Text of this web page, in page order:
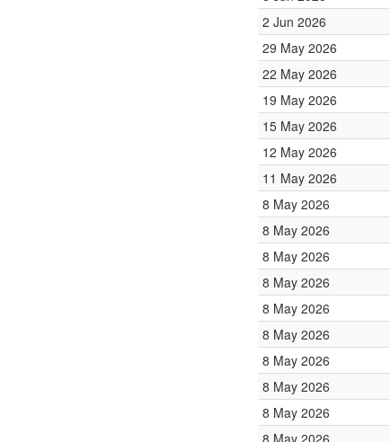
2 Jun 2026
29 May 2026
22 May 2026
19 May 2026
15 May 2026
12 May 2026
11 May 2026
8 May 2026
8 May 2026
8 May 2026
8 May 2026
8 May 2026
8 May 2026
8 May 2026
8 May 2026
8 May 2026
8 May 2026